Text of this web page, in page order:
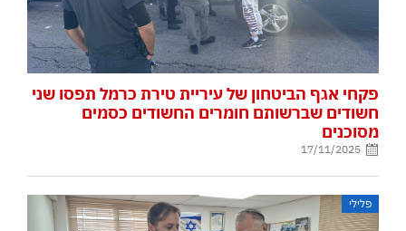
פקחי אגף הביטחון של עיריית טירת כרמל תפסו שני
חשודים שברשותם חומרים החשודים כסמים
מסוכנים
17/11/2025
פלילי